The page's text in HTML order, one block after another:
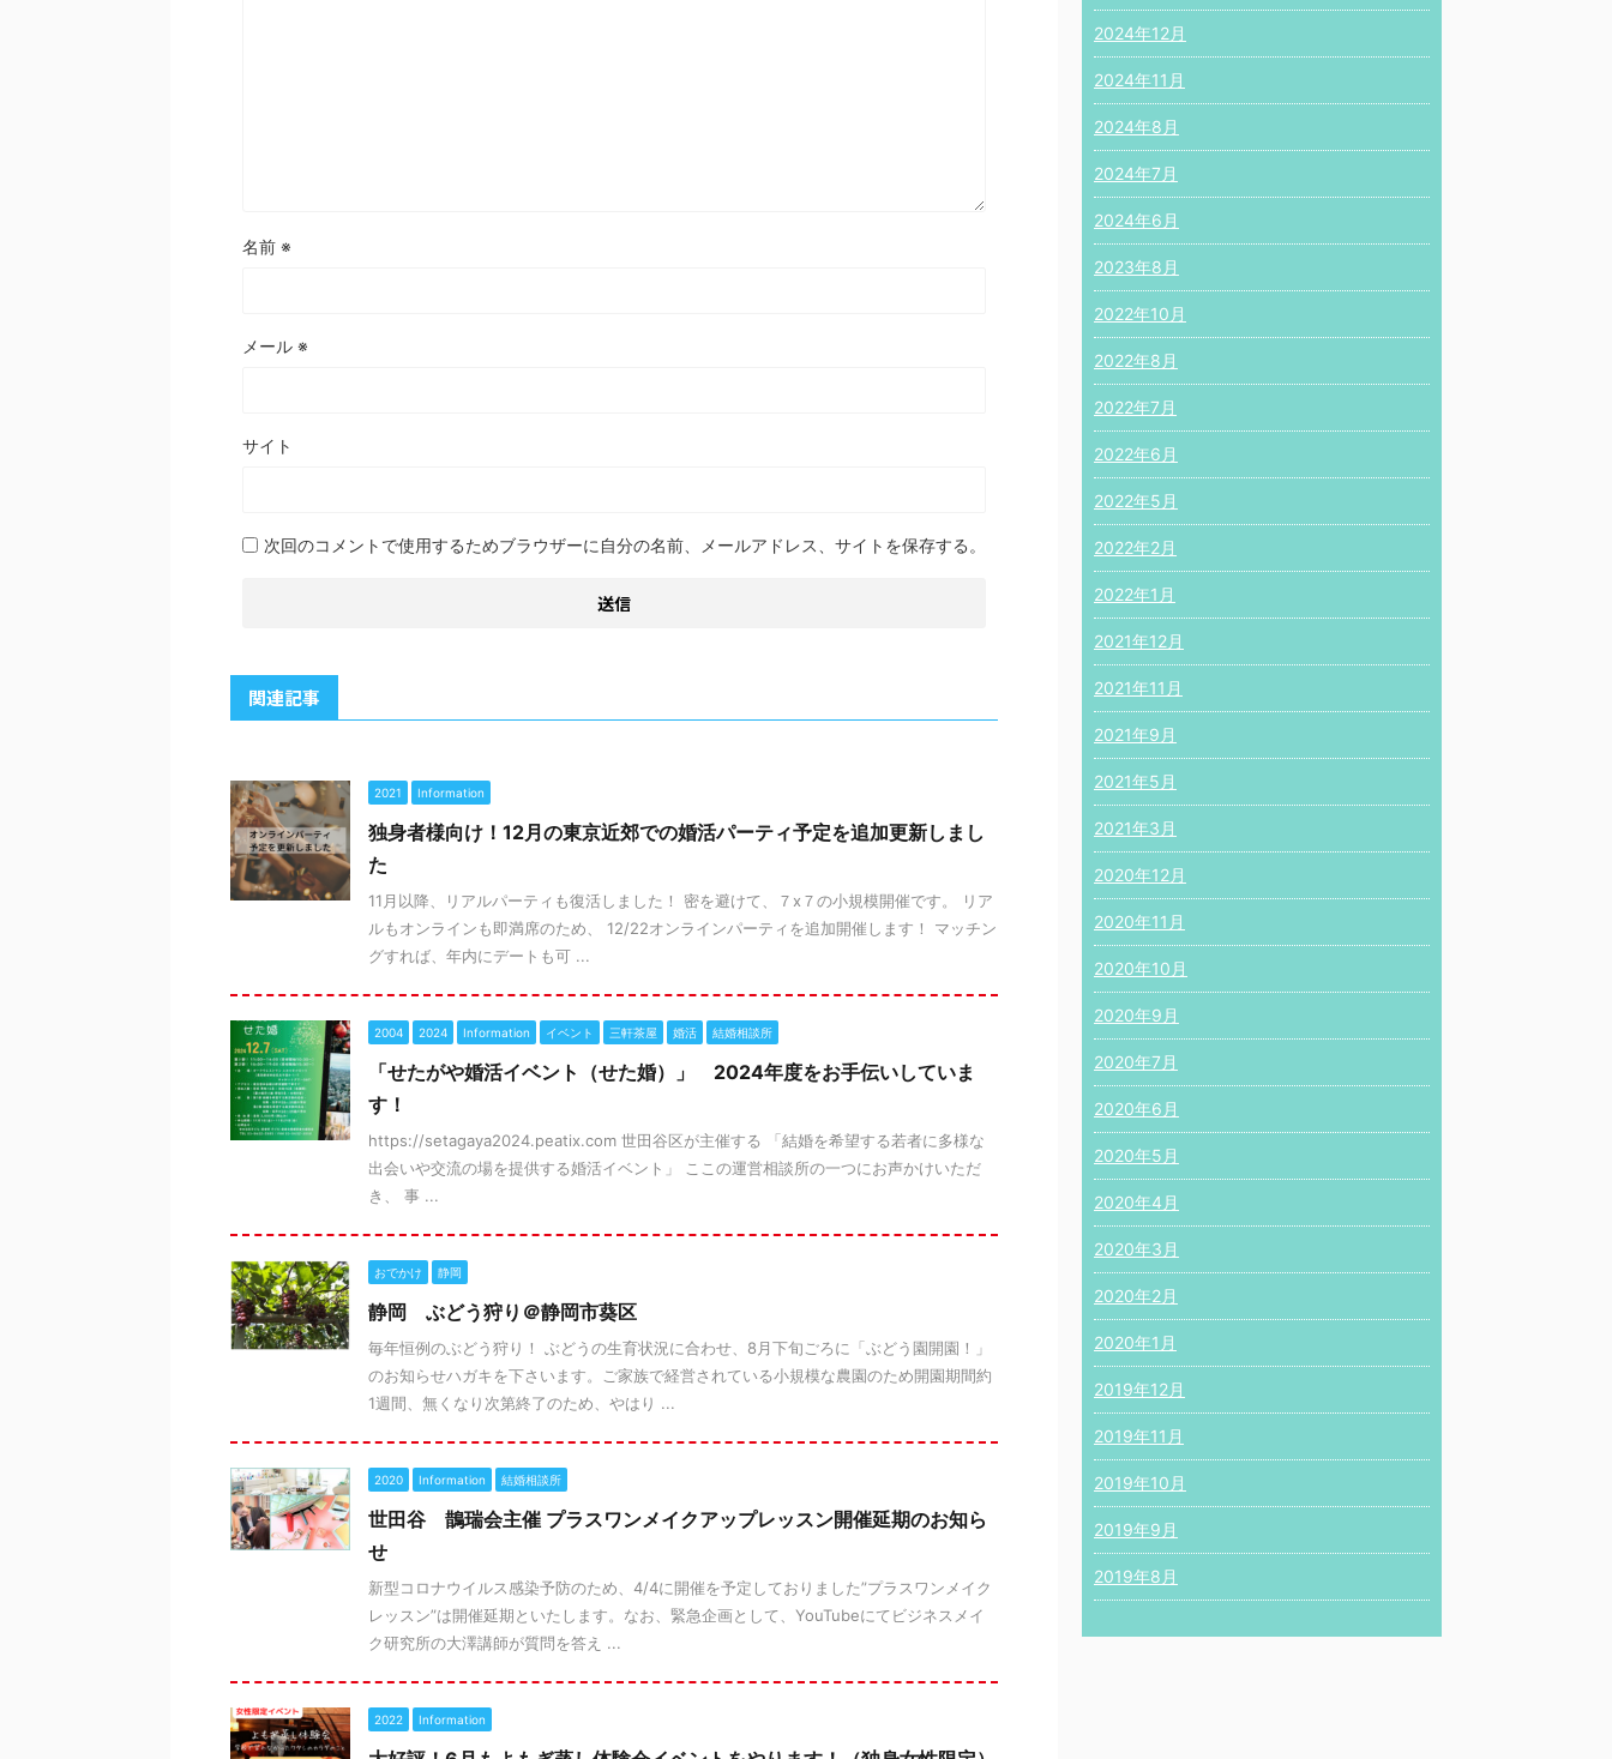
名前 ※
メール ※
サイト
次回のコメントで使用するためブラウザーに自分の名前、メールアドレス、サイトを保存する。
関連記事
2021 Information
独身者様向け！12月の東京近郊での婚活パーティ予定を追加更新しまし
た
11月以降、リアルパーティも復活しました！ 密を避けて、７x７の小規模開催です。 リア
ルもオンラインも即満席のため、 12/22オンラインパーティを追加開催します！ マッチン
グすれば、年内にデートも可 ...
2004 2024 Information イベント 三軒茶屋 婚活 結婚相談所
「せたがや婚活イベント（せた婚）」 2024年度をお手伝いしていま
す！
https://setagaya2024.peatix.com 世田谷区が主催する 「結婚を希望する若者に多様な
出会いや交流の場を提供する婚活イベント」 ここの運営相談所の一つにお声かけいただ
き、 事 ...
おでかけ 静岡
静岡 ぶどう狩り＠静岡市葵区
毎年恒例のぶどう狩り！ ぶどうの生育状況に合わせ、8月下旬ごろに「ぶどう園開園！」
のお知らせハガキを下さいます。ご家族で経営されている小規模な農園のため開園期間約
1週間、無くなり次第終了のため、やはり ...
2020 Information 結婚相談所
世田谷 鵲瑞会主催 プラスワンメイクアップレッスン開催延期のお知ら
せ
新型コロナウイルス感染予防のため、4/4に開催を予定しておりました”プラスワンメイク
レッスン”は開催延期といたします。なお、緊急企画として、YouTubeにてビジネスメイ
ク研究所の大澤講師が質問を答え ...
2022 Information
2024年12月
2024年11月
2024年8月
2024年7月
2024年6月
2023年8月
2022年10月
2022年8月
2022年7月
2022年6月
2022年5月
2022年2月
2022年1月
2021年12月
2021年11月
2021年9月
2021年5月
2021年3月
2020年12月
2020年11月
2020年10月
2020年9月
2020年7月
2020年6月
2020年5月
2020年4月
2020年3月
2020年2月
2020年1月
2019年12月
2019年11月
2019年10月
2019年9月
2019年8月